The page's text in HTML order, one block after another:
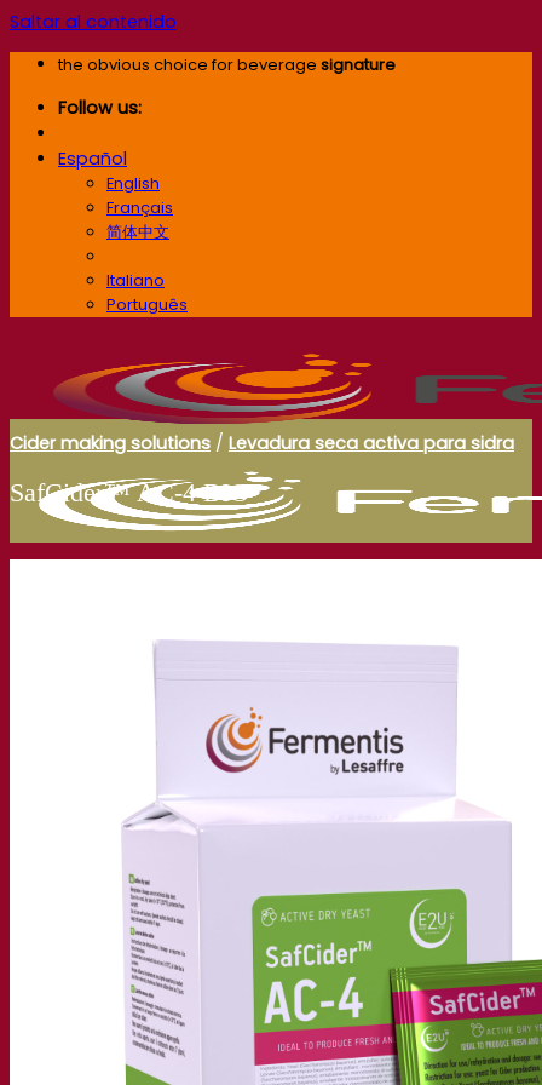
Saltar al contenido
the obvious choice for beverage signature
Follow us:
Español
English
Français
简体中文
Italiano
Português
Nuestra empresa
Expertos en fermentación
El Campus de Fermentis
Un equipo apasionado
Apoyando la creatividad
Investigación y desarrollo
Caracterización del producto
Nuestras marcas
SafYeast™
All In 1
Academia Fermentis
Otros servicios
Toll manufacturing
Catas de bebidas
Soluciones de fermentación
Cerveza
Cider making solutions / Levadura seca activa para sidra
SafCider™ AC-4 BIO